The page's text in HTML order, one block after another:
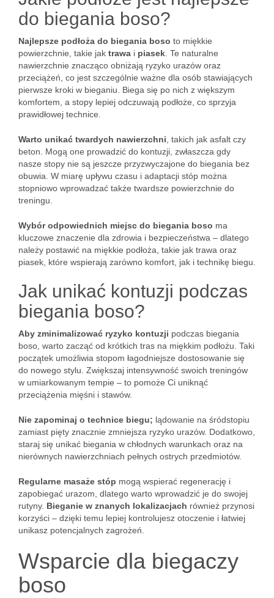
do biegania boso?
Najlepsze podłoża do biegania boso to miękkie
powierzchnie, takie jak trawa i piasek . Te naturalne
nawierzchnie znacząco obniżają ryzyko urazów oraz
przeciążeń, co jest szczególnie ważne dla osób stawiających
pierwsze kroki w bieganiu. Biega się po nich z większym
komfortem, a stopy lepiej odczuwają podłoże, co sprzyja
prawidłowej technice.
Warto unikać twardych nawierzchni , takich jak asfalt czy
beton. Mogą one prowadzić do kontuzji, zwłaszcza gdy
nasze stopy nie są jeszcze przyzwyczajone do biegania bez
obuwia. W miarę upływu czasu i adaptacji stóp można
stopniowo wprowadzać także twardsze powierzchnie do
treningu.
Wybór odpowiednich miejsc do biegania boso ma
kluczowe znaczenie dla zdrowia i bezpieczeństwa – dlatego
należy postawić na miękkie podłoża, takie jak trawa oraz
piasek, które wspierają zarówno komfort, jak i technikę biegu.
Jak unikać kontuzji podczas
biegania boso?
Aby zminimalizować ryzyko kontuzji podczas biegania
boso, warto zacząć od krótkich tras na miękkim podłożu. Taki
początek umożliwia stopom łagodniejsze dostosowanie się
do nowego stylu. Zwiększaj intensywność swoich treningów
w umiarkowanym tempie – to pomoże Ci uniknąć
przeciążenia mięśni i stawów.
Nie zapominaj o technice biegu; lądowanie na śródstopiu
zamiast pięty znacznie zmniejsza ryzyko urazów. Dodatkowo,
staraj się unikać biegania w chłodnych warunkach oraz na
nierównych nawierzchniach pełnych ostrych przedmiotów.
Regularne masaże stóp mogą wspierać regenerację i
zapobiegać urazom, dlatego warto wprowadzić je do swojej
rutyny. Bieganie w znanych lokalizacjach również przynosi
korzyści – dzięki temu lepiej kontrolujesz otoczenie i łatwiej
unikasz potencjalnych zagrożeń.
Wsparcie dla biegaczy
boso